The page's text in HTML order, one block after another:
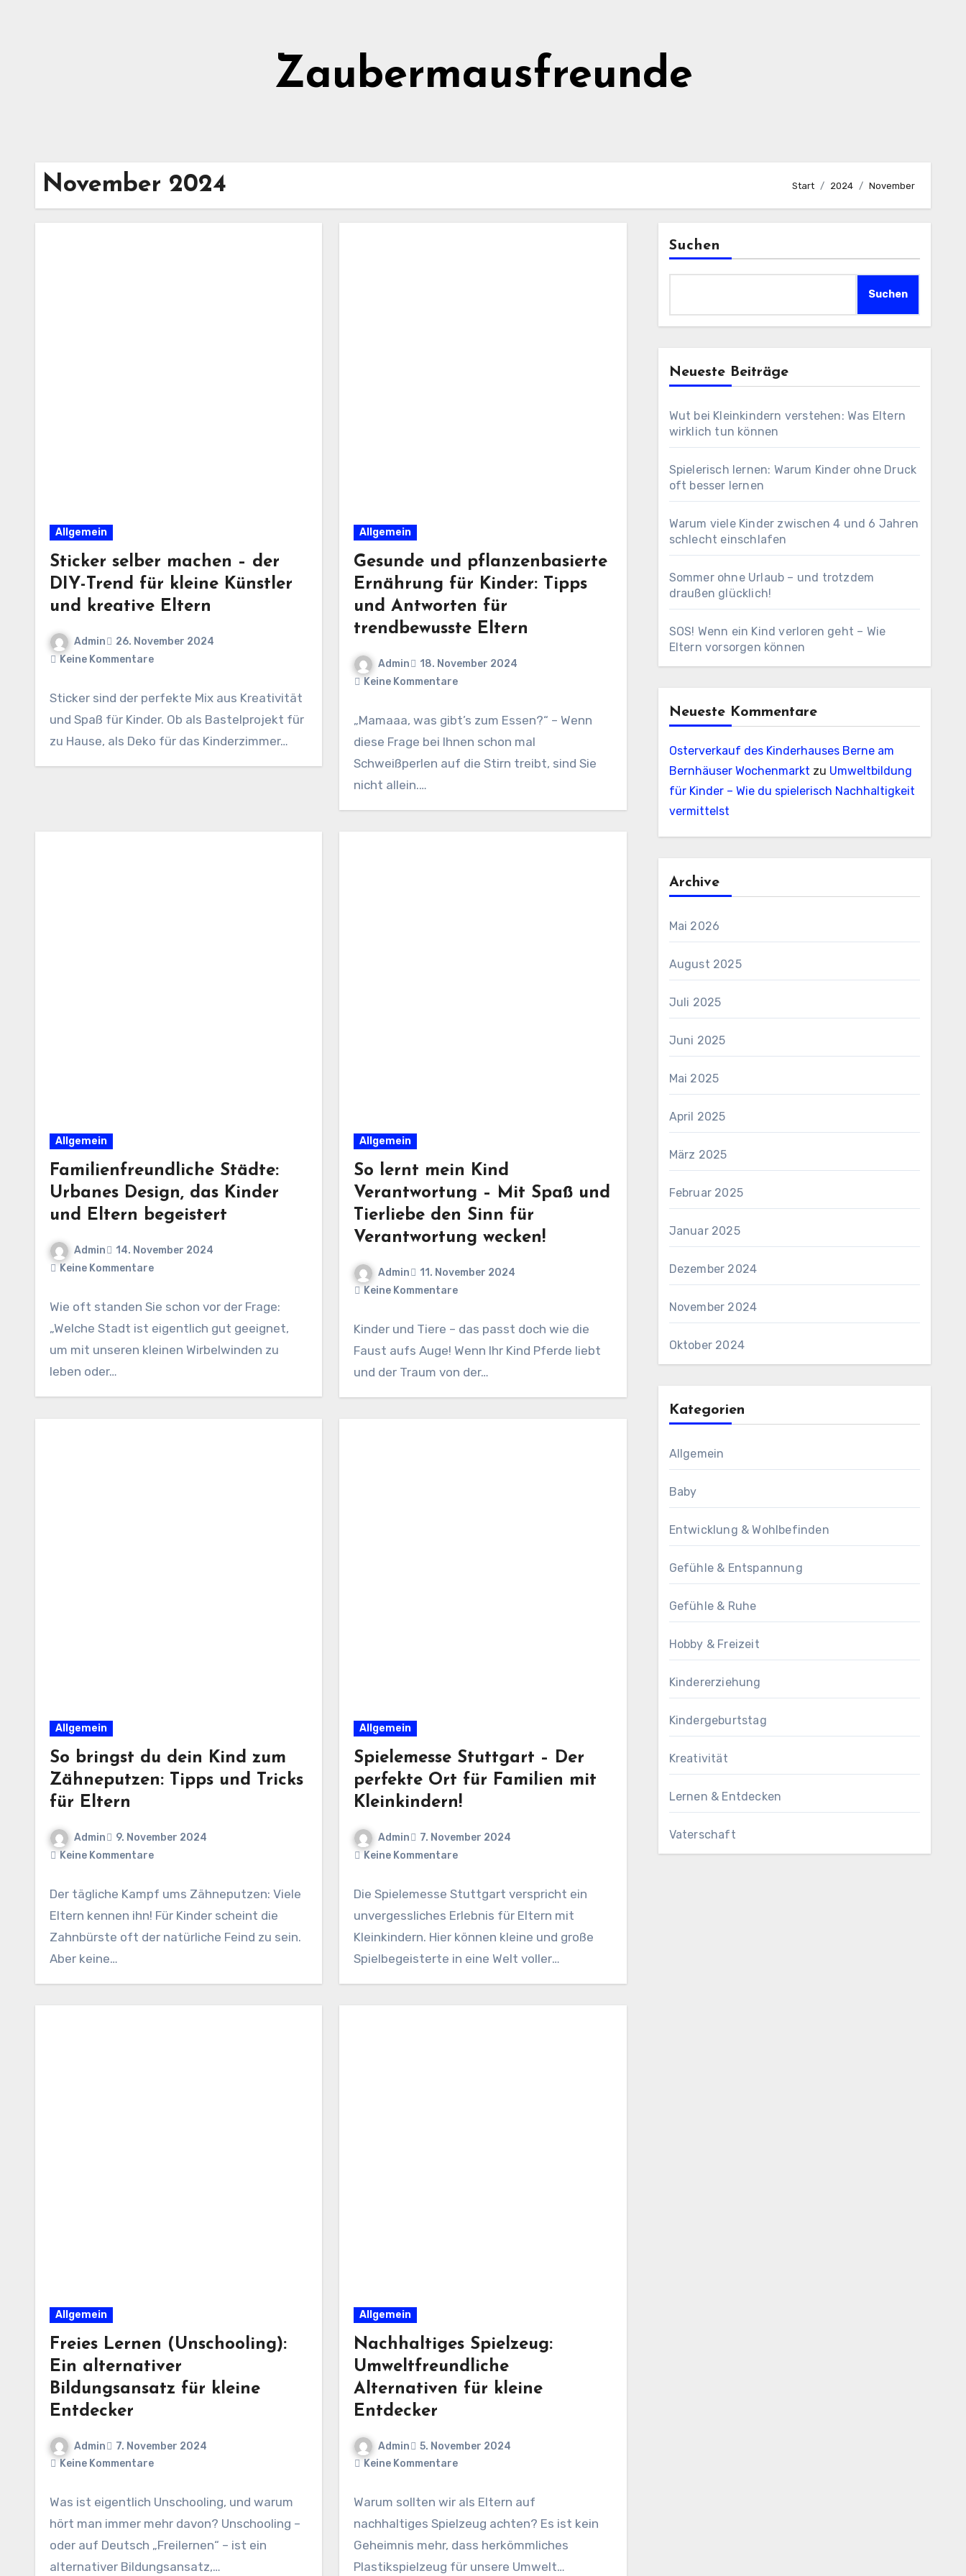
Zaubermausfreunde
November 2024 Start 2024 November
Allgemein
Sticker selber machen – der
DIY-Trend für kleine Künstler
und kreative Eltern
Admin
26. November 2024
Keine Kommentare
Sticker sind der perfekte Mix aus Kreativität
und Spaß für Kinder. Ob als Bastelprojekt für
zu Hause, als Deko für das Kinderzimmer…
Allgemein
Gesunde und pflanzenbasierte
Ernährung für Kinder: Tipps
und Antworten für
trendbewusste Eltern
Admin
18. November 2024
Keine Kommentare
„Mamaaa, was gibt’s zum Essen?“ – Wenn
diese Frage bei Ihnen schon mal
Schweißperlen auf die Stirn treibt, sind Sie
nicht allein.…
Allgemein
Familienfreundliche Städte:
Urbanes Design, das Kinder
und Eltern begeistert
Admin
14. November 2024
Keine Kommentare
Wie oft standen Sie schon vor der Frage:
„Welche Stadt ist eigentlich gut geeignet,
um mit unseren kleinen Wirbelwinden zu
leben oder…
Allgemein
So lernt mein Kind
Verantwortung – Mit Spaß und
Tierliebe den Sinn für
Verantwortung wecken!
Admin
11. November 2024
Keine Kommentare
Kinder und Tiere – das passt doch wie die
Faust aufs Auge! Wenn Ihr Kind Pferde liebt
und der Traum von der…
Allgemein
So bringst du dein Kind zum
Zähneputzen: Tipps und Tricks
für Eltern
Admin
9. November 2024
Keine Kommentare
Der tägliche Kampf ums Zähneputzen: Viele
Eltern kennen ihn! Für Kinder scheint die
Zahnbürste oft der natürliche Feind zu sein.
Aber keine…
Allgemein
Spielemesse Stuttgart – Der
perfekte Ort für Familien mit
Kleinkindern!
Admin
7. November 2024
Keine Kommentare
Die Spielemesse Stuttgart verspricht ein
unvergessliches Erlebnis für Eltern mit
Kleinkindern. Hier können kleine und große
Spielbegeisterte in eine Welt voller
Allgemein
Freies Lernen (Unschooling):
Ein alternativer
Bildungsansatz für kleine
Entdecker
Admin
7. November 2024
Keine Kommentare
Was ist eigentlich Unschooling, und warum
hört man immer mehr davon? Unschooling –
oder auf Deutsch „Freilernen“ – ist ein
alternativer Bildungsansatz,…
Allgemein
Nachhaltiges Spielzeug:
Umweltfreundliche
Alternativen für kleine
Entdecker
Admin
5. November 2024
Keine Kommentare
Warum sollten wir als Eltern auf
nachhaltiges Spielzeug achten? Es ist kein
Geheimnis mehr, dass herkömmliches
Plastikspielzeug für unsere Umwelt
Suchen
Suchen
Neueste Beiträge
Wut bei Kleinkindern verstehen: Was Eltern
wirklich tun können
Spielerisch lernen: Warum Kinder ohne Druck
oft besser lernen
Warum viele Kinder zwischen 4 und 6 Jahren
schlecht einschlafen
Sommer ohne Urlaub – und trotzdem
draußen glücklich!
SOS! Wenn ein Kind verloren geht – Wie
Eltern vorsorgen können
Neueste Kommentare
Osterverkauf des Kinderhauses Berne am
Bernhäuser Wochenmarkt zu Umweltbildung
für Kinder – Wie du spielerisch Nachhaltigkeit
vermittelst
Archive
Mai 2026
August 2025
Juli 2025
Juni 2025
Mai 2025
April 2025
März 2025
Februar 2025
Januar 2025
Dezember 2024
November 2024
Oktober 2024
Kategorien
Allgemein
Baby
Entwicklung & Wohlbefinden
Gefühle & Entspannung
Gefühle & Ruhe
Hobby & Freizeit
Kindererziehung
Kindergeburtstag
Kreativität
Lernen & Entdecken
Vaterschaft